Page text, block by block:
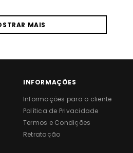
MAIS
INFORMAÇÕES
Informações para o cliente
Política de Privacidade
Termos e Condições
Retratação